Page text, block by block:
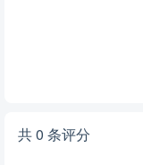
共 0 条评分